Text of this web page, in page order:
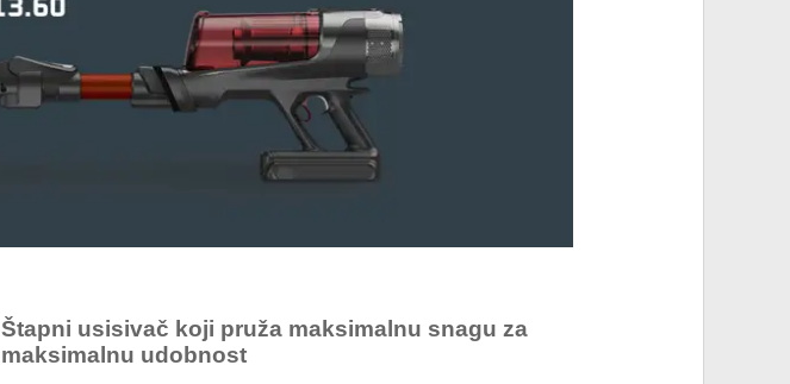
Štapni usisivač koji pruža maksimalnu snagu za
maksimalnu udobnost